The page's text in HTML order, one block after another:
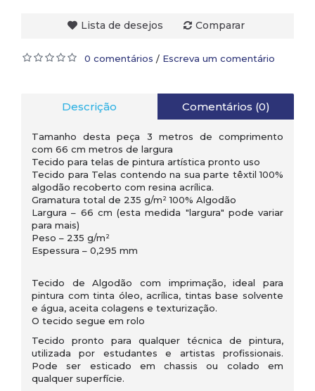
Lista de desejos Comparar
0 comentários / Escreva um comentário
Descrição Comentários (0)
Tamanho desta peça 3 metros de comprimento
com 66 cm metros de largura
Tecido para telas de pintura artística pronto uso
Tecido para Telas contendo na sua parte têxtil 100%
algodão recoberto com resina acrílica.
Gramatura total de 235 g/m² 100% Algodão
Largura – 66 cm (esta medida "largura" pode variar
para mais)
Peso – 235 g/m²
Espessura – 0,295 mm
Tecido de Algodão com imprimação, ideal para
pintura com tinta óleo, acrílica, tintas base solvente
e água, aceita colagens e texturização.
O tecido segue em rolo
Tecido pronto para qualquer técnica de pintura,
utilizada por estudantes e artistas profissionais.
Pode ser esticado em chassis ou colado em
qualquer superfície.